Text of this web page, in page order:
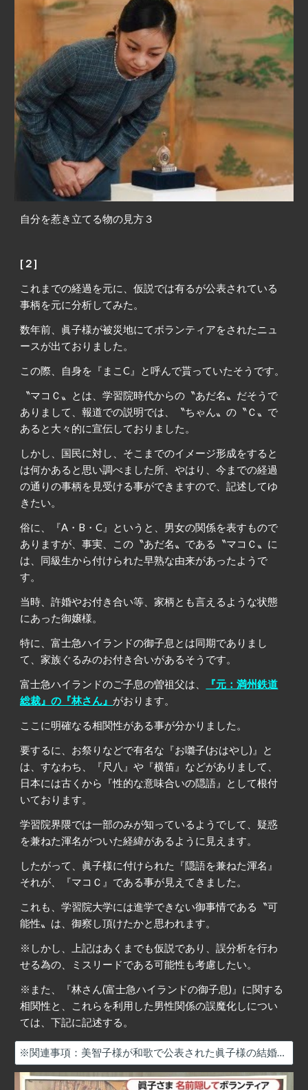
自分を惹き立てる物の見方３
[２]
これまでの経過を元に、仮説では有るが公表されている
事柄を元に分析してみた。
数年前、眞子様が被災地にてボランティアをされたニュ
ースが出ておりました。
この際、自身を『まこC』と呼んで貰っていたそうです。
〝マコＣ〟とは、学習院時代からの〝あだ名〟だそうで
ありまして、報道での説明では、〝ちゃん〟の〝Ｃ〟で
あると大々的に宣伝しておりました。
しかし、国民に対し、そこまでのイメージ形成をすると
は何かあると思い調べました所、やはり、今までの経過
の通りの事柄を見受ける事ができますので、記述してゆ
きたい。
俗に、『A・B・C』というと、男女の関係を表すもので
ありますが、事実、この〝あだ名〟である〝マコＣ〟に
は、同級生から付けられた早熟な由来があったようで
す。
当時、許婚やお付き合い等、家柄とも言えるような状態
にあった御嬢様。
特に、富士急ハイランドの御子息とは同期でありまし
て、家族ぐるみのお付き合いがあるそうです。
富士急ハイランドのご子息の曽祖父は、
『元：満州鉄道
総裁』の『林さん』 がおります。
ここに明確なる相関性がある事が分かりました。
要するに、お祭りなどで有名な『お囃子(おはやし)』と
は、すなわち、『尺八』や『横笛』などがありまして、
日本には古くから『性的な意味合いの隠語』として根付
いております。
学習院界隈では一部のみが知っているようでして、疑惑
を兼ねた渾名がついた経緯があるように見えます。
したがって、眞子様に付けられた『隠語を兼ねた渾名』
それが、『マコＣ』である事が見えてきました。
これも、学習院大学には進学できない御事情である〝可
能性〟は、御察し頂けたかと思われます。
※しかし、上記はあくまでも仮説であり、誤分析を行わ
せる為の、ミスリードである可能性も考慮したい。
※また、『林さん(富士急ハイランドの御子息)』に関する
相関性と、これらを利用した男性関係の誤魔化しについ
ては、下記に記述する。
※関連事項：美智子様が和歌で公表された眞子様の結婚候補者と異性関係の状況